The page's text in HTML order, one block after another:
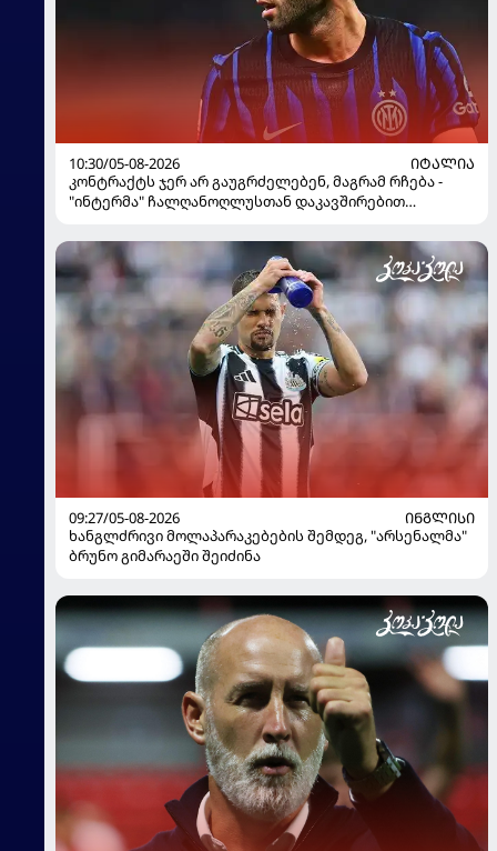
10:30/05-08-2026
ᲘᲢᲐᲚᲘᲐ
კონტრაქტს ჯერ არ გაუგრძელებენ, მაგრამ რჩება -
"ინტერმა" ჩალღანოღლუსთან დაკავშირებით
09:27/05-08-2026
ᲘᲜᲒᲚᲘᲡᲘ
ხანგლძრივი მოლაპარაკებების შემდეგ, "არსენალმა"
ბრუნო გიმარაეში შეიძინა